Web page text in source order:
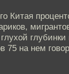
Китая
75 на нем